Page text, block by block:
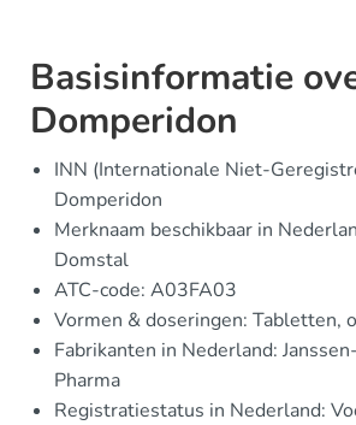
Basisinformatie
Domperidon
INN (Internationale Niet-
Domperidon
Merknaam beschikbaar in
Domstal
ATC-code: A03FA03
Vormen & doseringen: Tabletten,
Fabrikanten in Nederland:
Pharma
Registratiestatus in Nederland: